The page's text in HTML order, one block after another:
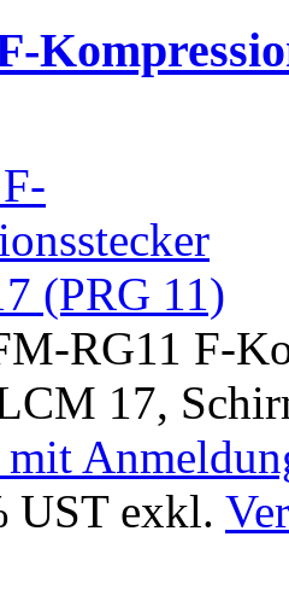
RG11 F-
17,
mit
UST exkl.